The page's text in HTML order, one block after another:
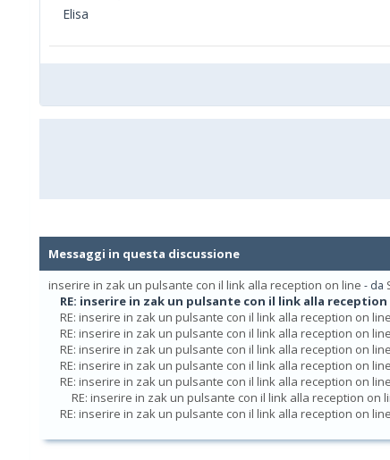
Elisa
Messaggi in questa discussione
inserire in zak un pulsante con il link alla reception on line - da
RE: inserire in zak un pulsante con il link alla
RE: inserire in zak un pulsante con il link alla reception on line
RE: inserire in zak un pulsante con il link alla reception on line
RE: inserire in zak un pulsante con il link alla reception on line
RE: inserire in zak un pulsante con il link alla reception on line
RE: inserire in zak un pulsante con il link alla reception on line
RE: inserire in zak un pulsante con il link alla reception on
RE: inserire in zak un pulsante con il link alla reception on line